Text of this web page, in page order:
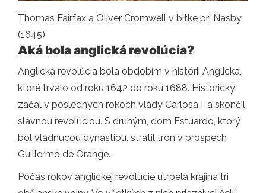
Thomas Fairfax a Oliver Cromwell v bitke pri Nasby
(1645)
Aká bola anglická revolúcia?
Anglická revolúcia bola obdobím v histórii Anglicka,
ktoré trvalo od roku 1642 do roku 1688. Historicky
začal v posledných rokoch vlády Carlosa I. a skončil
slávnou revolúciou. S druhým, dom Estuardo, ktorý
bol vládnucou dynastiou, stratil trón v prospech
Guillermo de Orange.
Počas rokov anglickej revolúcie utrpela krajina tri